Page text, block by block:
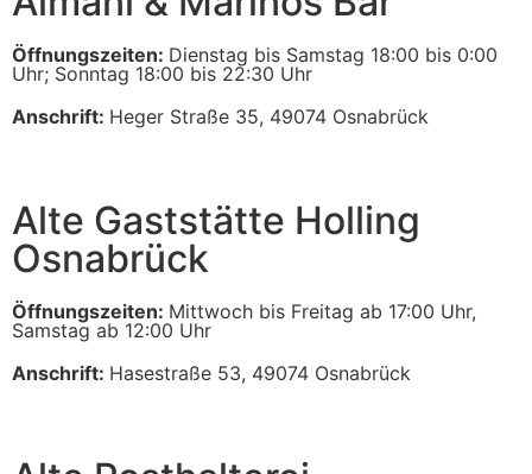
Öffnungszeiten: Dienstag bis Samstag 18:00 bis 0:00
Uhr; Sonntag 18:00 bis 22:30 Uhr
Anschrift: Heger Straße 35, 49074 Osnabrück
Alte Gaststätte Holling
Osnabrück
Öffnungszeiten: Mittwoch bis Freitag ab 17:00 Uhr,
Samstag ab 12:00 Uhr
Anschrift: Hasestraße 53, 49074 Osnabrück